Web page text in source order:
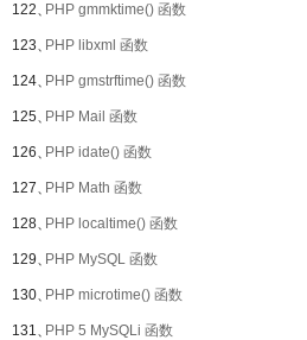
122、PHP gmmktime() 函数
123、PHP libxml 函数
124、PHP gmstrftime() 函数
125、PHP Mail 函数
126、PHP idate() 函数
127、PHP Math 函数
128、PHP localtime() 函数
129、PHP MySQL 函数
130、PHP microtime() 函数
131、PHP 5 MySQLi 函数